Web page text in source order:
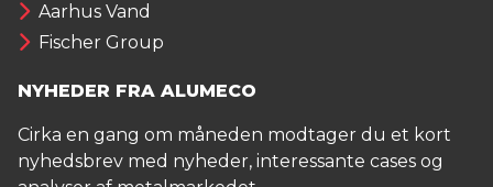
Aarhus Vand
Fischer Group
NYHEDER FRA ALUMECO
Cirka en gang om måneden modtager du et kort
nyhedsbrev med nyheder, interessante cases og